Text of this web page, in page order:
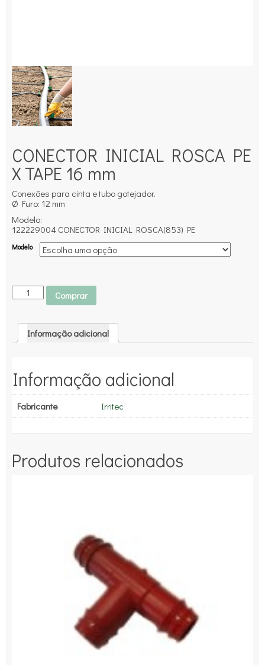
CONECTOR INICIAL ROSCA PE
X TAPE 16 mm
Conexões para cinta e tubo gotejador.
Ø Furo: 12 mm
Modelo:
122229004 CONECTOR INICIAL ROSCA(853) PE
Modelo
Comprar
Informação adicional
Informação adicional
Fabricante Irritec
Produtos relacionados